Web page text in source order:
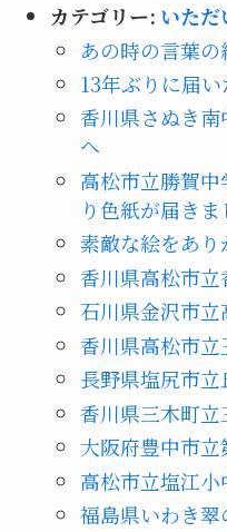
カテゴリー: いただ
あの時の言葉の
13年ぶりに届
香川県さぬき
へ
高松市立勝賀
り色紙が届きま
素敵な絵をあり
香川県高松市
石川県金沢市
香川県高松市
長野県塩尻市
香川県三木町
大阪府豊中市
高松市立塩江
福島県いわき